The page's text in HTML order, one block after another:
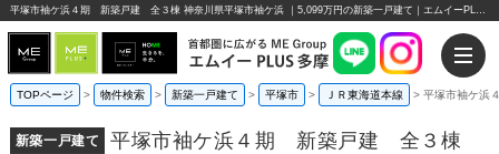
平塚市袖ケ浜４期 新築戸建 全３棟 神奈川県平塚市袖ケ浜 ｜5,099万円の新築一戸建て｜エムイーPLUS多摩
TOPページ > 物件検索 > 新築一戸建て > 平塚市 > ＪＲ東海道本線 > 平塚市袖ケ
新築一戸建て 平塚市袖ケ浜４期 新築戸建 全３棟